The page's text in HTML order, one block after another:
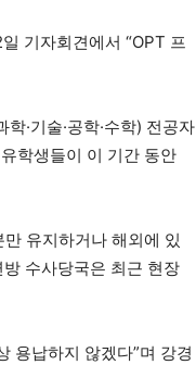
기자회견에서 “OPT 프
·기술·공학·수학) 전공자
학생들이 이 기간 동안
유지하거나 해외에 있
수사당국은 최근 현장
용납하지 않겠다”며 강경